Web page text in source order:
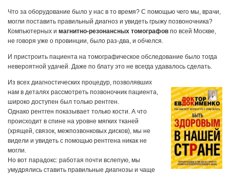
Что за оборудование было у нас в то время? С помощью чего мы, врачи,
могли поставить правильный диагноз и увидеть грыжу позвоночника?
Компьютерных и магнитно-резонансных томографов по всей Москве,
не говоря уже о провинции, было раз-два, и обчелся.
И пристроить пациента на томографическое обследование было тогда
невероятной удачей. Даже по блату это не всегда удавалось сделать.
Из всех диагностических процедур, позволявших
нам в деталях рассмотреть позвоночник пациента,
широко доступен был только рентген.
Однако рентген показывает только кости. А что
происходит в спине на уровне мягких тканей
(хрящей, связок, межпозвонковых дисков), мы не
видели и увидеть с помощью рентгена никак не
могли.
Но вот парадокс: работая почти вслепую, мы
умудрялись ставить правильные диагнозы и чаще